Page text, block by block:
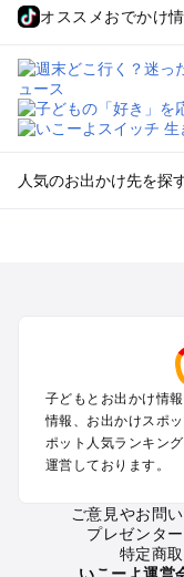
オススメおでかけ
人気のお出かけ先を探
関西のプールおでかけ
中国･四国のプールお
九州･沖縄のプールお
定番お出かけスポッ
子どもとお出かけ情
情報、お出かけスポ
ポット人気ランキン
運営しております。
ご意見やお問
プレゼンタ
特定商
いこーよ運営